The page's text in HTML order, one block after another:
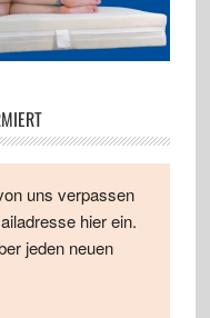
uns verpassen
hier ein.
jeden neuen